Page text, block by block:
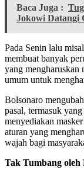
Baca Juga :
Jokowi Datangi
Pada Senin lalu
membuat banyak
yang mengharuskan
umum untuk
Bolsonaro
pasal, termasuk
menyediakan
aturan yang
wajah bagi
Tak Tumbang oleh